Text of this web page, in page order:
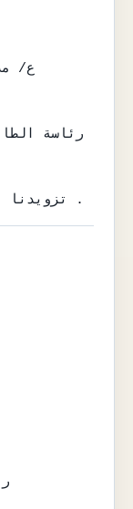
تزويدنا بالمعلومات المتوفرة لديكم عنه .